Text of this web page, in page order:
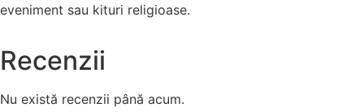
eveniment sau kituri religioase.
Recenzii
Nu există recenzii până acum.